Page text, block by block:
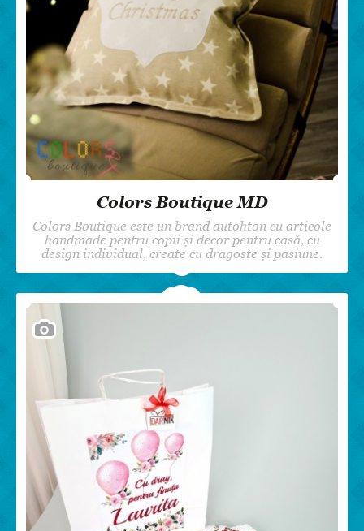
Colors Boutique MD
Colors Boutique este un brand autohton cu articole
handmade pentru copii și decor pentru casă, cu
design individual, create cu dragoste și pasiune.